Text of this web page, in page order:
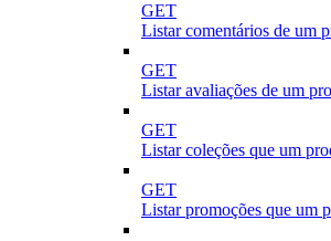
GET
Listar comentários de um
GET
Listar avaliações de um
GET
Listar coleções que um
GET
Listar promoções que um